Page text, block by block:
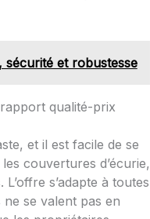
et robustesse
qualité-prix
et il est facile de se
couvertures d’écurie,
s’adapte à toutes
se valent pas en